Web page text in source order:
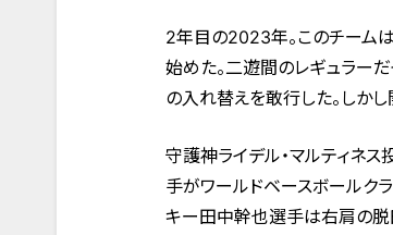
2年目の2023年。このチーム
始めた。二遊間のレギュラー
の入れ替えを敢行した。しか
守護神ライデル・マルティネス
手がワールドベースボールク
キー田中幹也選手は右肩の脱